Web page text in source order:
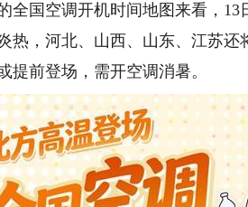
国空调开机时间地图来看，13
热，河北、山西、山东、江苏
提前登场，需开空调消暑。